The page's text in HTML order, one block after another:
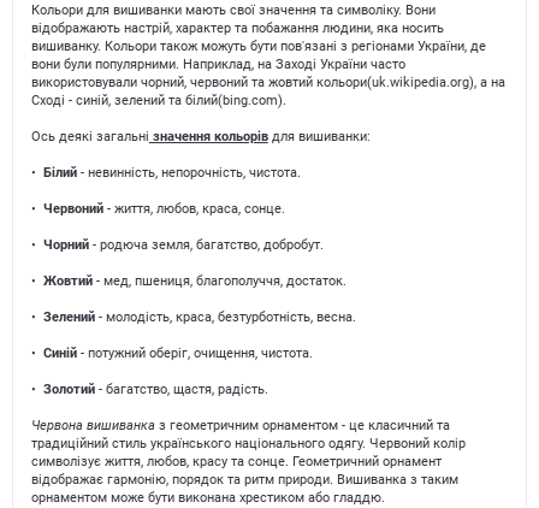
Кольори для вишиванки мають свої значення та символіку. Вони
відображають настрій, характер та побажання людини, яка носить
вишиванку. Кольори також можуть бути пов'язані з регіонами України, де
вони були популярними. Наприклад, на Заході України часто
використовували чорний, червоний та жовтий кольори(uk.wikipedia.org), а на
Сході - синій, зелений та білий(bing.com).
Ось деякі загальні значення кольорівдля вишиванки:
• Білий - невинність, непорочність, чистота.
• Червоний - життя, любов, краса, сонце.
• Чорний - родюча земля, багатство, добробут.
• Жовтий - мед, пшениця, благополуччя, достаток.
• Зелений - молодість, краса, безтурботність, весна.
• Синій - потужний оберіг, очищення, чистота.
• Золотий - багатство, щастя, радість.
Червона вишиванка з геометричним орнаментом - це класичний та
традиційний стиль українського національного одягу. Червоний колір
символізує життя, любов, красу та сонце. Геометричний орнамент
відображає гармонію, порядок та ритм природи. Вишиванка з таким
орнаментом може бути виконана хрестиком або гладдю.